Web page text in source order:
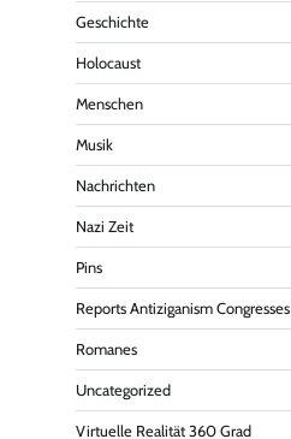
Geschichte
Holocaust
Menschen
Musik
Nachrichten
Nazi Zeit
Pins
Reports Antiziganism Congresses
Romanes
Uncategorized
Virtuelle Realität 360 Grad